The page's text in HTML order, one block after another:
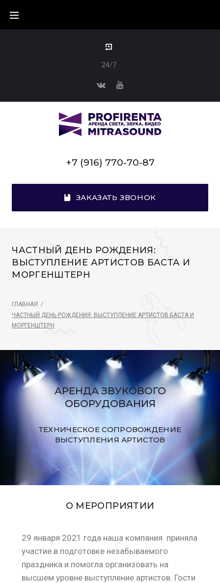
24/7
+7 (916) 770-70-87
ЗАКАЗАТЬ ЗВОНОК
ЧАСТНЫЙ ДЕНЬ РОЖДЕНИЯ:
ВЫСТУПЛЕНИЕ АРТИСТОВ БАСТА И
МОРГЕНШТЕРН
ГЛАВНАЯ /
ЧАСТНЫЙ ДЕНЬ РОЖДЕНИЯ: ВЫСТУПЛЕНИЕ АРТИСТОВ БАСТА И
МОРГЕНШТЕРН
АРЕНДА ЗВУКОВОГО
ОБОРУДОВАНИЯ
ТЕХНИЧЕСКОЕ СОПРОВОЖДЕНИЕ
ВЫСТУПЛЕНИЯ АРТИСТОВ
О МЕРОПРИЯТИИ
29 января 2021 года наша компания приняла
участие в подготовке незабываемого
праздника и помогла организовать на
высшем уровне выступление артистов. Гости